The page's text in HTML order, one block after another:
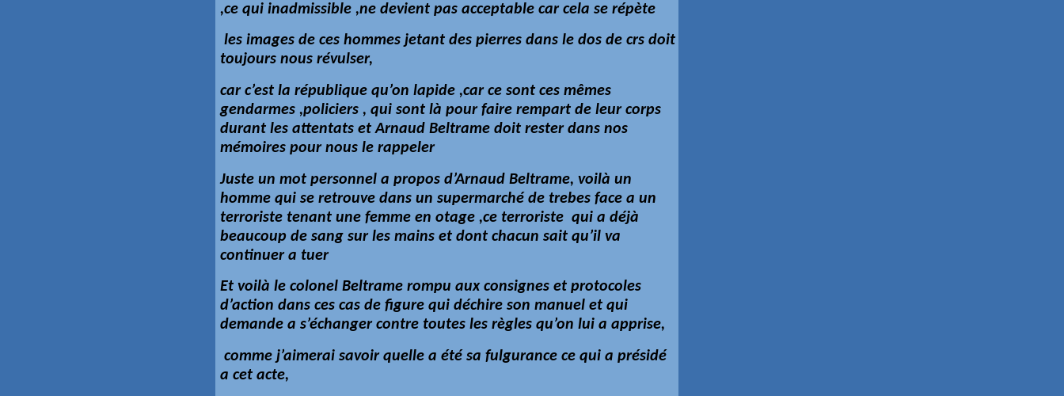
,ce qui inadmissible ,ne devient pas acceptable car cela se répète
les images de ces hommes jetant des pierres dans le dos de crs doit
toujours nous révulser,
car c’est la république qu’on lapide ,car ce sont ces mêmes
gendarmes ,policiers , qui sont là pour faire rempart de leur corps
durant les attentats et Arnaud Beltrame doit rester dans nos
mémoires pour nous le rappeler
Juste un mot personnel a propos d’Arnaud Beltrame, voilà un
homme qui se retrouve dans un supermarché de trebes face a un
terroriste tenant une femme en otage ,ce terroriste qui a déjà
beaucoup de sang sur les mains et dont chacun sait qu’il va
continuer a tuer
Et voilà le colonel Beltrame rompu aux consignes et protocoles
d’action dans ces cas de figure qui déchire son manuel et qui
demande a s’échanger contre toutes les règles qu’on lui a apprise,
comme j’aimerai savoir quelle a été sa fulgurance ce qui a présidé
a cet acte,